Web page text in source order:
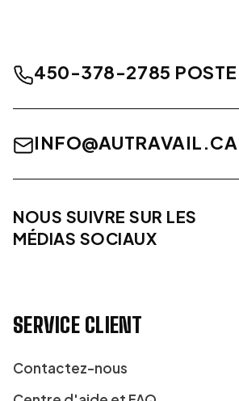
450-378-2785 POSTE
INFO@AUTRAVAIL.CA
NOUS SUIVRE SUR LES
MÉDIAS SOCIAUX
SERVICE CLIENT
Contactez-nous